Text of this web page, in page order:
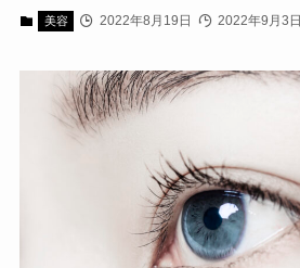
美容 2022年8月19日 2022年9月3日